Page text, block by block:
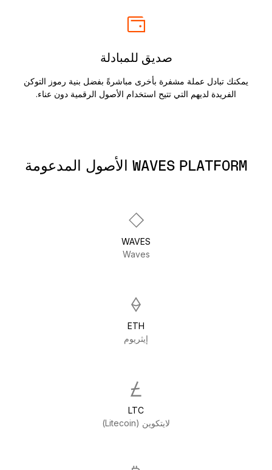
صديق للمبادلة
يمكنك تبادل عملة مشفرة بأخرى مباشرةً بفضل بنية رموز التوكن
الفريدة لديهم التي تتيح استخدام الأصول الرقمية دون عناء.
WAVES PLATFORM الأصول المدعومة
WAVES
Waves
ETH
إيثريوم
LTC
لايتكوين (Litecoin)